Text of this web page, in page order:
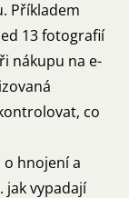
Příkladem
13 fotografií
nákupu na e-
co
hnojení a
jak vypadají